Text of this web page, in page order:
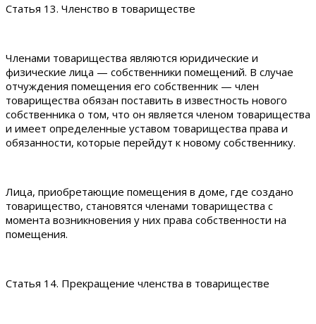
Статья 13. Членство в товариществе
Членами товарищества являются юридические и
физические лица — собственники помещений. В случае
отчуждения помещения его собственник — член
товарищества обязан поставить в известность нового
собственника о том, что он является членом товарищества
и имеет определенные уставом товарищества права и
обязанности, которые перейдут к новому собственнику.
Лица, приобретающие помещения в доме, где создано
товарищество, становятся членами товарищества с
момента возникновения у них права собственности на
помещения.
Статья 14. Прекращение членства в товариществе